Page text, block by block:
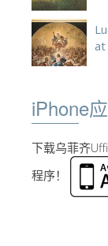
at
iPhone
下载乌菲齐
程序！